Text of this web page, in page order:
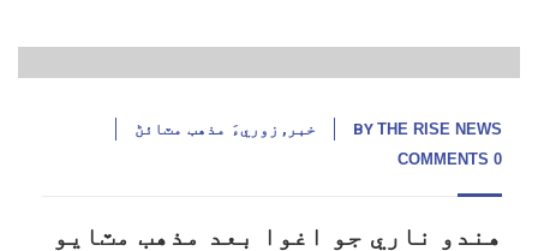
BY THE RISE NEWS خبر , زوريءَ مذهب مٽائڻ
0 COMMENTS
هندو ناري جو اغوا بعد مذهب مٽايو